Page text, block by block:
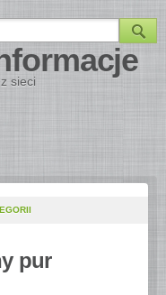
sieci
pur